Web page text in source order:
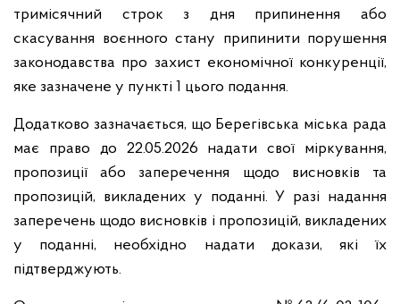
тримісячний строк з дня припинення або
скасування воєнного стану припинити порушення
законодавства про захист економічної конкуренції,
яке зазначене у пункті 1 цього подання.
Додатково зазначається, що Берегівська міська рада
має право до 22.05.2026 надати свої міркування,
пропозиції або заперечення щодо висновків та
пропозицій, викладених у поданні. У разі надання
заперечень щодо висновків і пропозицій, викладених
у поданні, необхідно надати докази, які їх
підтверджують.